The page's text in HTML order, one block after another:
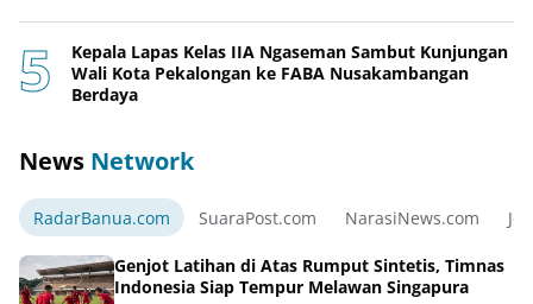
Kepala Lapas Kelas IIA Ngaseman Sambut Kunjungan
Wali Kota Pekalongan ke FABA Nusakambangan
Berdaya
News Network
RadarBanua.com SuaraPost.com NarasiNews.com
Genjot Latihan di Atas Rumput Sintetis, Timnas
Indonesia Siap Tempur Melawan Singapura